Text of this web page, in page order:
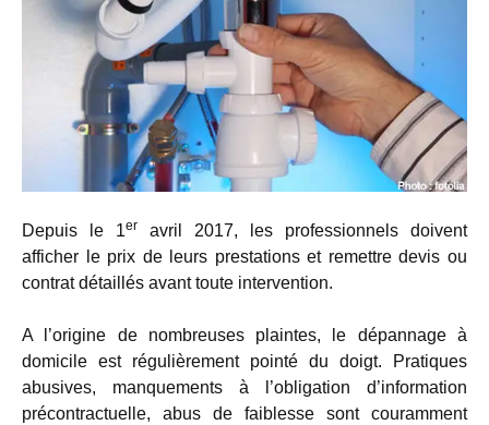
Depuis le 1er
avril 2017, les professionnels doivent
afficher le prix de leurs prestations et remettre devis ou
contrat détaillés avant toute intervention.
A l’origine de nombreuses plaintes, le dépannage à
domicile est régulièrement pointé du doigt. Pratiques
abusives, manquements à l’obligation d’information
précontractuelle, abus de faiblesse sont couramment